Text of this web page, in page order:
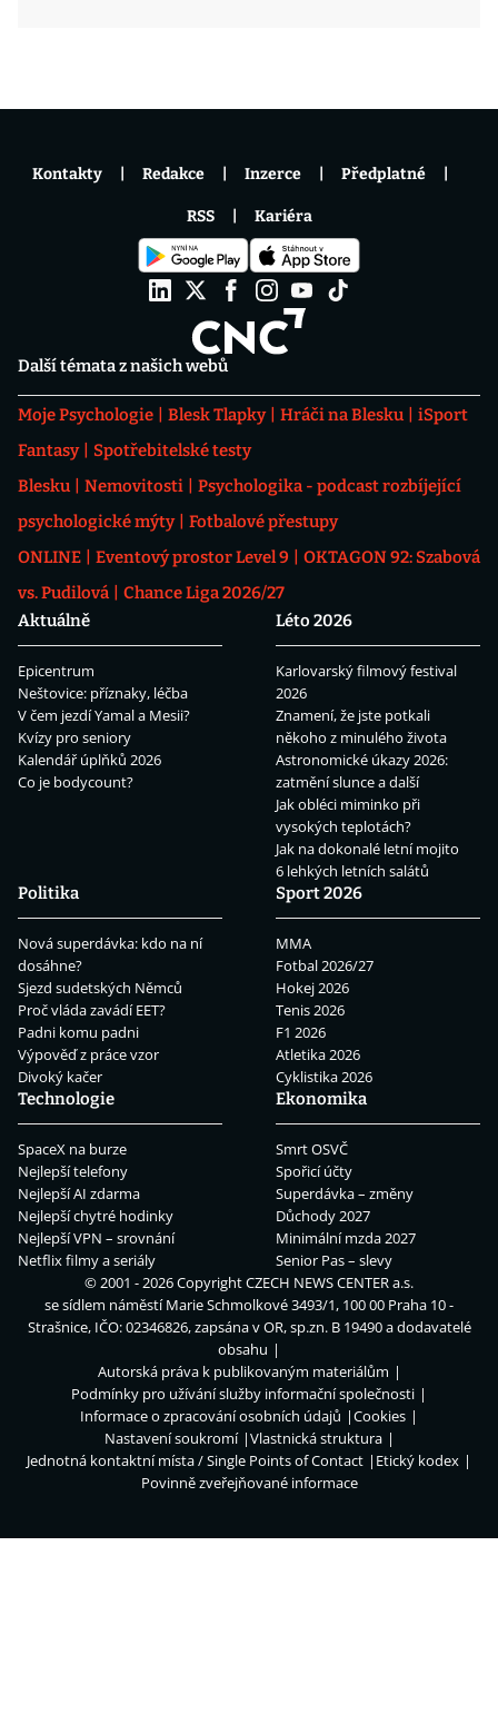
Další témata z našich webů
Moje Psychologie Blesk Tlapky Hráči na Blesku
iSport
Fantasy
Spotřebitelské testy
Blesku
Nemovitosti
Psychologika - podcast rozbíjející
psychologické mýty
Fotbalové přestupy
ONLINE
Eventový prostor Level 9
OKTAGON 92: Szabová
vs. Pudilová
Chance Liga 2026/27
Aktuálně
Epicentrum
Neštovice: příznaky, léčba
V čem jezdí Yamal a Mesii?
Kvízy pro seniory
Kalendář úplňků 2026
Co je bodycount?
Léto 2026
Karlovarský filmový festival
2026
Znamení, že jste potkali
někoho z minulého života
Astronomické úkazy 2026:
zatmění slunce a další
Jak obléci miminko při
vysokých teplotách?
Jak na dokonalé letní mojito
6 lehkých letních salátů
Politika
Nová superdávka: kdo na ní
dosáhne?
Sjezd sudetských Němců
Proč vláda zavádí EET?
Padni komu padni
Výpověď z práce vzor
Divoký kačer
Sport 2026
MMA
Fotbal 2026/27
Hokej 2026
Tenis 2026
F1 2026
Atletika 2026
Cyklistika 2026
Technologie
SpaceX na burze
Nejlepší telefony
Nejlepší AI zdarma
Nejlepší chytré hodinky
Nejlepší VPN – srovnání
Netflix filmy a seriály
Ekonomika
Smrt OSVČ
Spořicí účty
Superdávka – změny
Důchody 2027
Minimální mzda 2027
Senior Pas – slevy
Kontakty Redakce Inzerce Předplatné
RSS Kariéra
© 2001 - 2026 CopyrightCZECH NEWS CENTER a.s.
se sídlem náměstí Marie Schmolkové 3493/1, 100 00 Praha 10 -
Strašnice, IČO: 02346826, zapsána v OR, sp.zn. B 19490 a dodavatelé
obsahu
Autorská práva k publikovaným materiálům
Podmínky pro užívání služby informační společnosti
Informace o zpracování osobních údajů
Cookies
Nastavení soukromí
Vlastnická struktura
Jednotná kontaktní místa / Single Points of Contact
Etický kodex
Povinně zveřejňované informace